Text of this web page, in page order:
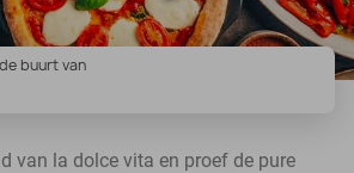
buurt van
van la dolce vita en proef de pure